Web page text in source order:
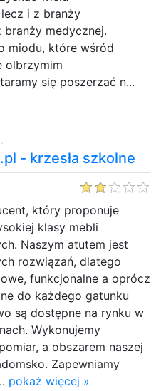
i z branży
medycznej.
miodu, które wśród
olbrzymim
się poszerzać n...
- krzesła szkolne
który proponuje
klasy mebli
Naszym atutem jest
rozwiązań, dlatego
funkcjonalne a oprócz
do każdego gatunku
są dostępne na rynku w
Wykonujemy
a obszarem naszej
Zapewniamy
pokaż więcej »